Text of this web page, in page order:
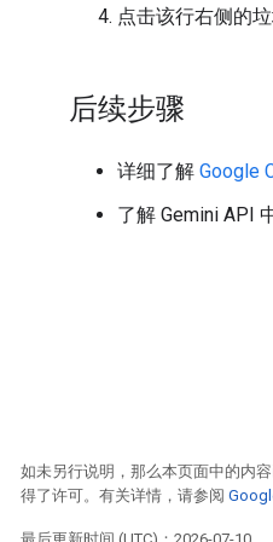
点击该行右侧的
后续步骤
详细了解 Google
了解 Gemini API
如未另行说明，那么本页面中的内
得了许可。有关详情，请参阅